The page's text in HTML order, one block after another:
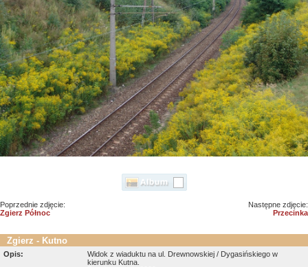
Poprzednie zdjęcie:
Zgierz Północ
Następne zdjęcie:
Przecinka
Zgierz - Kutno
Opis:
Widok z wiaduktu na ul. Drewnowskiej / Dygasińskiego w
kierunku Kutna.